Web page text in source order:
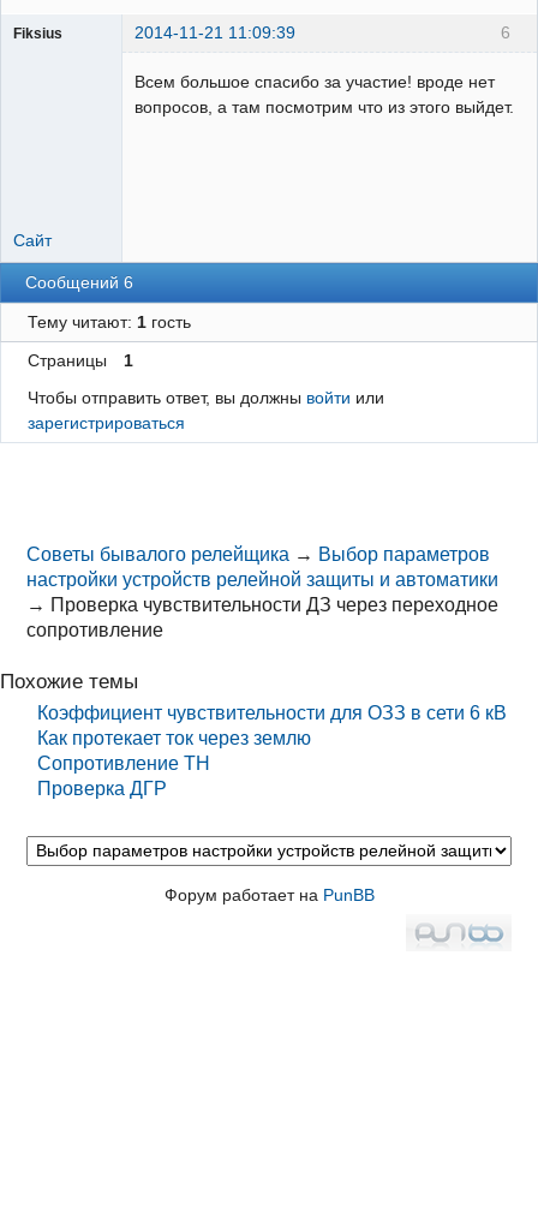
6
Fiksius 2014-11-21 11:09:39
Всем большое спасибо за участие! вроде нет
вопросов, а там посмотрим что из этого выйдет.
Сайт
Сообщений 6
Тему читают: 1гость
Страницы
1
Чтобы отправить ответ, вы должны войти или
зарегистрироваться
Советы бывалого релейщика → Выбор параметров
настройки устройств релейной защиты и автоматики
→ Проверка чувствительности ДЗ через переходное
сопротивление
Похожие темы
Коэффициент чувствительности для ОЗЗ в сети 6 кВ
Как протекает ток через землю
Сопротивление ТН
Проверка ДГР
Форум работает на PunBB